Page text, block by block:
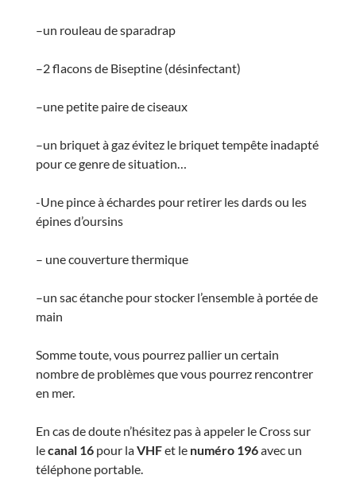
–un rouleau de sparadrap
–2 flacons de Biseptine (désinfectant)
–une petite paire de ciseaux
–un briquet à gaz évitez le briquet tempête inadapté
pour ce genre de situation…
-Une pince à échardes pour retirer les dards ou les
épines d’oursins
– une couverture thermique
–un sac étanche pour stocker l’ensemble à portée de
main
Somme toute, vous pourrez pallier un certain
nombre de problèmes que vous pourrez rencontrer
en mer.
En cas de doute n’hésitez pas à appeler le Cross sur
lecanal 16pour laVHFet le numéro 196avec un
téléphone portable.